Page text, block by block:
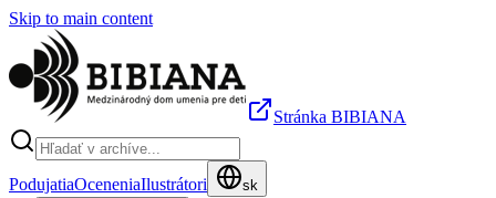
Skip to main content
Stránka BIBIANA
PodujatiaOceneniaIlustrátori sk